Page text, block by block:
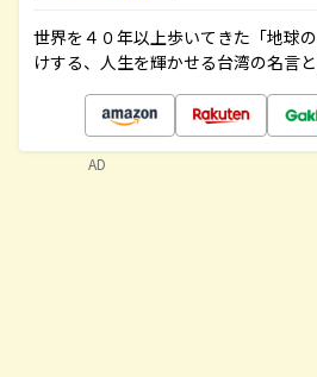
世界を４０年以上歩いてきた「地球
けする、人生を輝かせる台湾の名言
AD